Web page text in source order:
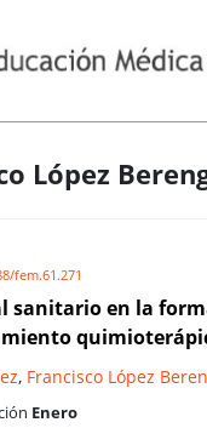
López
fem.61.271
sanitario en la
, Francisco López
Enero